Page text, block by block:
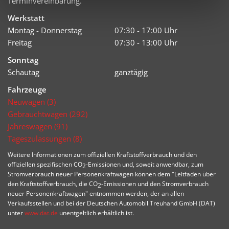
Werkstatt
Montag - Donnerstag
07:30 - 17:00 Uhr
Freitag
07:30 - 13:00 Uhr
Sonntag
Schautag
ganztägig
Fahrzeuge
Neuwagen (3)
Gebrauchtwagen (292)
Jahreswagen (91)
Tageszulassungen (8)
Weitere Informationen zum offiziellen Kraftstoffverbrauch und den
offiziellen spezifischen CO2-Emissionen und, soweit anwendbar, zum
Stromverbrauch neuer Personenkraftwagen können dem "Leitfaden über
den Kraftstoffverbrauch, die CO2-Emissionen und den Stromverbrauch
neuer Personenkraftwagen" entnommen werden, der an allen
Verkaufsstellen und bei der Deutschen Automobil Treuhand GmbH (DAT)
unterwww.dat.de unentgeltlich erhältlich ist.